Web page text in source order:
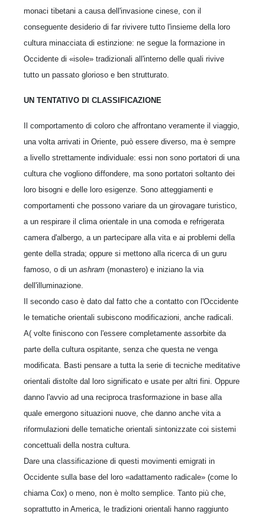
monaci tibetani a causa dell'invasione cinese, con il
conseguente desiderio di far rivivere tutto l'insieme della loro
cultura minacciata di estinzione: ne segue la formazione in
Occidente di «isole» tradizionali all'interno delle quali rivive
tutto un passato glorioso e ben strutturato.
UN TENTATIVO DI CLASSIFICAZIONE
Il comportamento di coloro che affrontano veramente il viaggio,
una volta arrivati in Oriente, può essere diverso, ma è sempre
a livello strettamente individuale: essi non sono portatori di una
cultura che vogliono diffondere, ma sono portatori soltanto dei
loro bisogni e delle loro esigenze. Sono atteggiamenti e
comportamenti che possono variare da un girovagare turistico,
a un respirare il clima orientale in una comoda e refrigerata
camera d'albergo, a un partecipare alla vita e ai problemi della
gente della strada; oppure si mettono alla ricerca di un guru
famoso, o di un ashram (monastero) e iniziano la via
dell'illuminazione.
Il secondo caso è dato dal fatto che a contatto con l'Occidente
le tematiche orientali subiscono modificazioni, anche radicali.
A( volte finiscono con l'essere completamente assorbite da
parte della cultura ospitante, senza che questa ne venga
modificata. Basti pensare a tutta la serie di tecniche meditative
orientali distolte dal loro significato e usate per altri fini. Oppure
danno l'avvio ad una reciproca trasformazione in base alla
quale emergono situazioni nuove, che danno anche vita a
riformulazioni delle tematiche orientali sintonizzate coi sistemi
concettuali della nostra cultura.
Dare una classificazione di questi movimenti emigrati in
Occidente sulla base del loro «adattamento radicale» (come lo
chiama Cox) o meno, non è molto semplice. Tanto più che,
soprattutto in America, le tradizioni orientali hanno raggiunto